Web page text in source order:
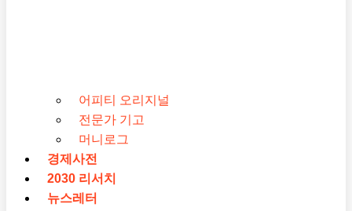
어피티 오리지널
전문가 기고
머니로그
경제사전
2030 리서치
뉴스레터